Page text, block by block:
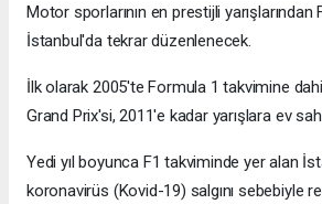
Motor sporlarının en prestijli yarışlarından
İstanbul'da tekrar düzenlenecek.
İlk olarak 2005'te Formula 1 takvimine
Grand Prix'si, 2011'e kadar yarışlara ev
Yedi yıl boyunca F1 takviminde yer alan
koronavirüs (Kovid-19) salgını sebebiyle